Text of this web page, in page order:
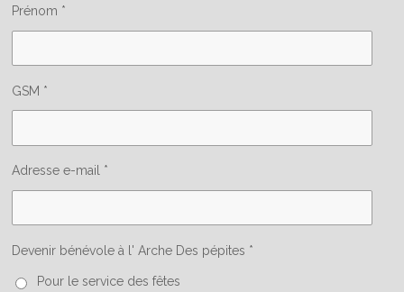
Prénom *
GSM *
Adresse e-mail *
Devenir bénévole à l' Arche Des pépites *
Pour le service des fêtes